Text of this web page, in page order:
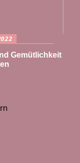
Gemütlichkeit